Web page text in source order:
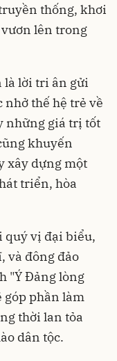
thống, khơi
vươn lên trong
là lời tri ân gửi
nhở thế hệ trẻ về
những giá trị tốt
khuyến
xây dựng một
triển, hòa
quý vị đại biểu,
và đông đảo
"Ý Đảng lòng
góp phần làm
thời lan tỏa
dân tộc.